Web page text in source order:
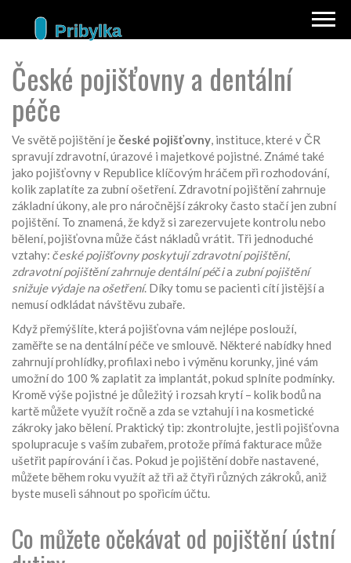
České pojišťovny a dentální
péče
Ve světě pojištění ječeské pojišťovny, instituce, které v ČR
spravují zdravotní, úrazové i majetkové pojistné. Známé také
jako pojišťovny v Republiceklíčovým hráčem při rozhodování,
kolik zaplatíte za zubní ošetření. Zdravotní pojištěnízahrnuje
základní úkony, ale pro náročnější zákroky často stačí jen zubní
pojištění. To znamená, že když si zarezervujete kontrolu nebo
bělení, pojišťovna může část nákladů vrátit. Tři jednoduché
vztahy: české pojišťovny poskytují zdravotní pojištění,
zdravotní pojištění zahrnuje dentální péčia zubní pojištění
snižuje výdaje na ošetření. Díky tomu se pacienti cítí jistější a
nemusí odkládat návštěvu zubaře.
Když přemýšlíte, která pojišťovna vám nejlépe poslouží,
zaměřte se na dentální péčeve smlouvě. Některé nabídky hned
zahrnují prohlídky, profilaxi nebo i výměnu korunky, jiné vám
umožní do 100 % zaplatit za implantát, pokud splníte podmínky.
Kromě výše pojistné je důležitý i rozsah krytí– kolik bodů na
kartě můžete využít ročně a zda se vztahují i na kosmetické
zákroky jako bělení. Praktický tip: zkontrolujte, jestli pojišťovna
spolupracuje s vaším zubařem, protože přímá fakturace může
ušetřit papírování i čas. Pokud je pojištění dobře nastavené,
můžete během roku využít až tři až čtyři různých zákroků, aniž
byste museli sáhnout po spořicím účtu.
Co můžete očekávat od pojištění ústní